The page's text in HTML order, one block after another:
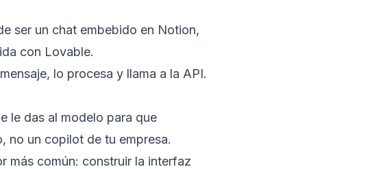
ser un chat embebido en Notion,
con Lovable.
lo procesa y llama a la API.
le das al modelo para que
no un copilot de tu empresa.
más común: construir la interfaz